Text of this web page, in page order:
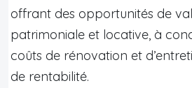
offrant des opportunités de
patrimoniale et locative, à
coûts de rénovation et
de rentabilité.